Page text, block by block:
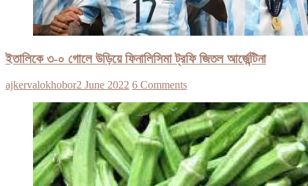
ইতালিকে ৩-০ গোলে উড়িয়ে ফিনালিসিমা ট্রফি জিতল আর্জেন্টিনা
ajkervalokhobor2 June 2022 6 Comments